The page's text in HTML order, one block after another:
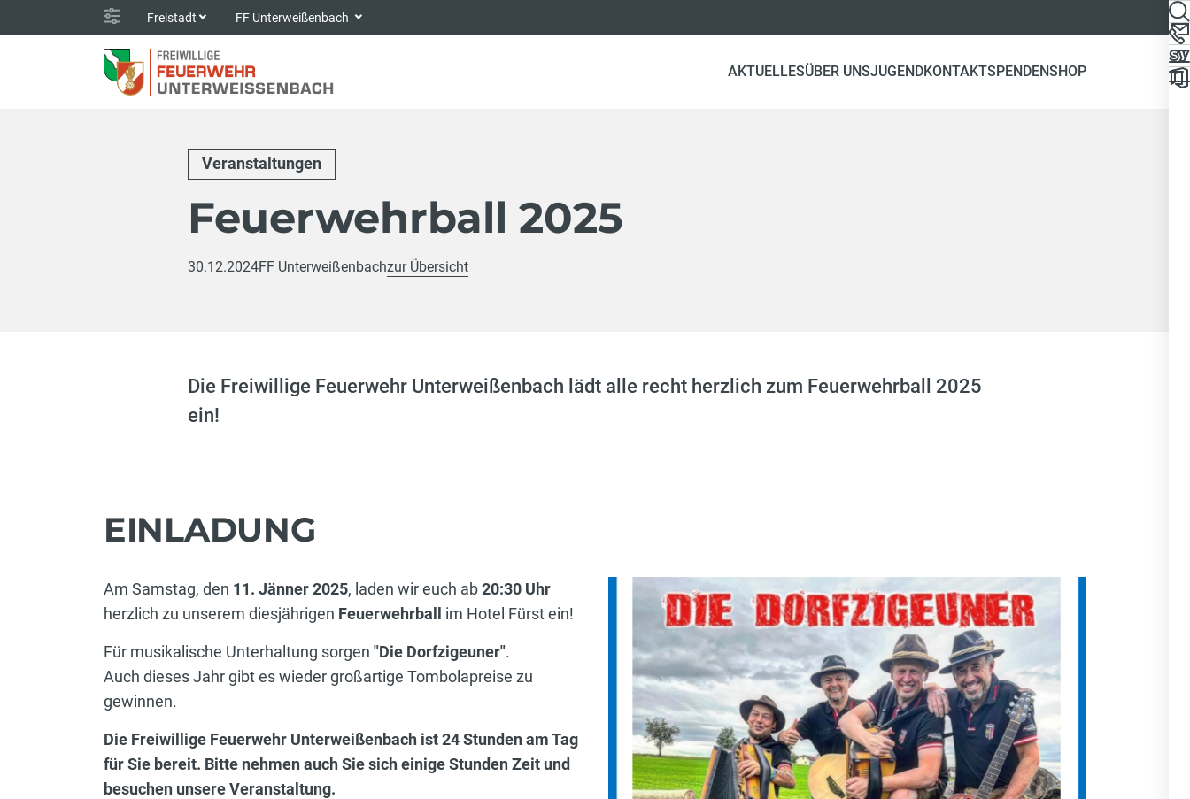
Freistadt FF Unterweißenbach
AKTUELLESÜBER UNSJUGENDKONTAKTSPENDENSHOP
Veranstaltungen
Feuerwehrball 2025
30.12.2024FF Unterweißenbachzur Übersicht
Die Freiwillige Feuerwehr Unterweißenbach lädt alle recht herzlich zum Feuerwehrball 2025
ein!
EINLADUNG
Am Samstag, den 11. Jänner 2025, laden wir euch ab20:30 Uhr
herzlich zu unserem diesjährigen Feuerwehrball im Hotel Fürst ein!
Für musikalische Unterhaltung sorgen "Die Dorfzigeuner".
Auch dieses Jahr gibt es wieder großartige Tombolapreise zu
gewinnen.
Die Freiwillige Feuerwehr Unterweißenbach ist 24 Stunden am Tag
für Sie bereit. Bitte nehmen auch Sie sich einige Stunden Zeit und
besuchen unsere Veranstaltung.